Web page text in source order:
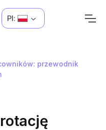
Pl:
przewodnik